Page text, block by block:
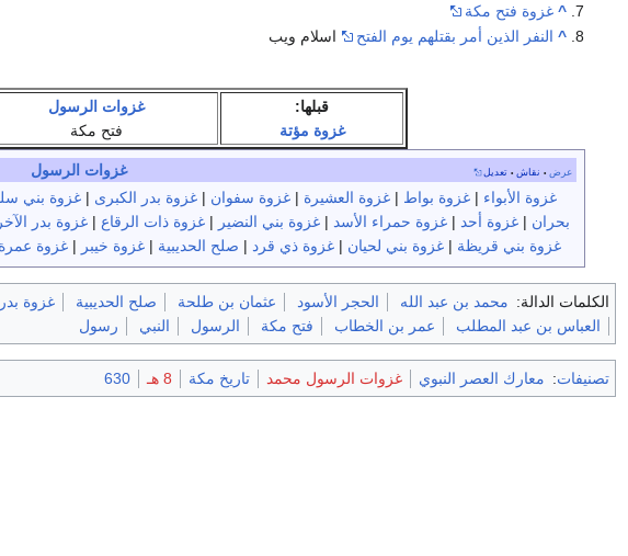
^ غزوة فتح مكة
^ النفر الذين أمر بقتلهم يوم الفتح اسلام ويب
قبلها:
غزوة مؤتة
غزوات الرسول
فتح مكة
عرض • نقاش • تعديل
غزوات الرسول
غزوة الأبواء |غزوة بواط |غزوة العشيرة |غزوة سفوان |غزوة بدر الكبرى |غزوة بني
بحران | غزوة أحد | غزوة حمراء الأسد | غزوة بني النضير | غزوة ذات الرقاع | غزوة بدر
غزوة بني قريظة | غزوة بني لحيان | غزوة ذي قرد | صلح الحديبية | غزوة خيبر | غزوة
الكلمات الدالة: محمد بن عبد الله الحجر الأسود عثمان بن طلحة صلح الحديبية غزوة بدر
العباس بن عبد المطلب
عمر بن الخطاب فتح مكة الرسول النبي رسول
تصنيفات: معارك العصر النبوي غزوات الرسول محمد تاريخ مكة 8 هـ 630